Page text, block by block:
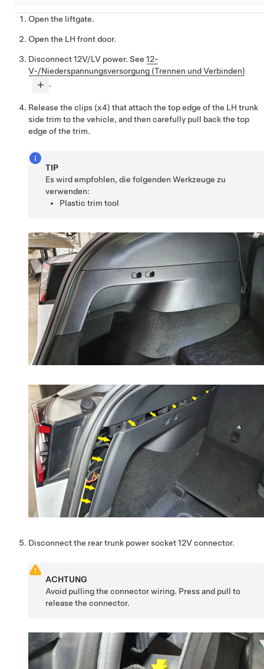
Open the liftgate.
Open the LH front door.
Disconnect 12V/LV power. See 12-
V-/Niederspannungsversorgung (Trennen und Verbinden)
.
Release the clips (x4) that attach the top edge of the LH trunk
side trim to the vehicle, and then carefully pull back the top
edge of the trim.
TIP
Es wird empfohlen, die folgenden Werkzeuge zu
verwenden:
Plastic trim tool
Disconnect the rear trunk power socket 12V connector.
ACHTUNG
Avoid pulling the connector wiring. Press and pull to
release the connector.